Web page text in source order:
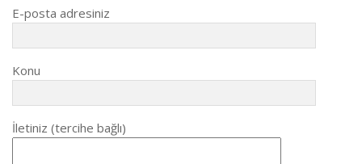
E-posta adresiniz
Konu
İletiniz (tercihe bağlı)